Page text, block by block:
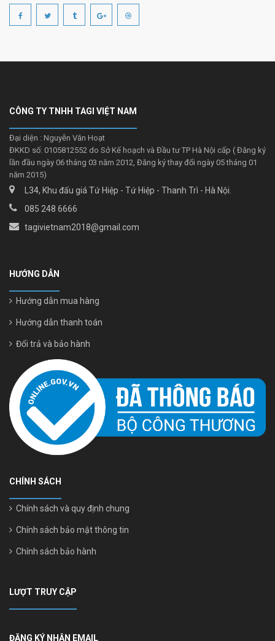
CÔNG TY TNHH TAGI VIỆT NAM
Đại diện : Nguyễn Văn Hoạt
ĐKKD số: 0105812552 do Sở Kế hoạch và Đầu tư TP Hà Nội cấp ( Đăng ký
lần đầu ngày 06 tháng 03 năm 2012, Đăng ký thay đổi ngày 05 tháng 01
năm 2015)
L34, Khu đấu giá Tứ Hiệp - Tứ Hiệp - Thanh Trì - Hà Nội.
085 248 6666
tagivietnam2018@gmail.com
HƯỚNG DẪN
Hướng dẫn mua hàng
Hướng dẫn thanh toán
Đổi trả và bảo hành
CHÍNH SÁCH
Chính sách và quy định chung
Chính sách bảo mật thông tin
Chính sách bảo hành
LƯỢT TRUY CẬP
ĐĂNG KÝ NHẬN EMAIL